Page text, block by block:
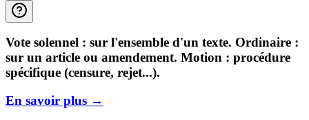
Vote solennel : sur l'ensemble d'un texte. Ordinaire :
sur un article ou amendement. Motion : procédure
spécifique (censure, rejet...).
En savoir plus →